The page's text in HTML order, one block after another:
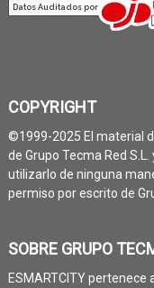
COPYRIGHT
©1999-2025 El material
de Grupo Tecma Red
utilizarlo de ninguna
permiso por escrito de
SOBRE GRUPO
ESMARTCITY pertenece